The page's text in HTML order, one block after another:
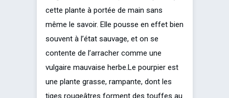
cette plante à portée de main sans
même le savoir. Elle pousse en effet bien
souvent à l’état sauvage, et on se
contente de l’arracher comme une
vulgaire mauvaise herbe.Le pourpier est
une plante grasse, rampante, dont les
tiges rougeâtres forment des touffes au